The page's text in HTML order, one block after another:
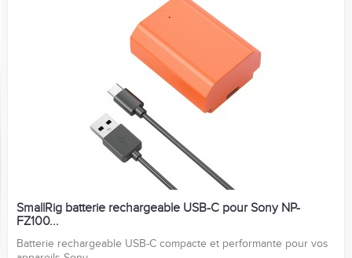
SmallRig batterie rechargeable USB-C pour Sony NP-
FZ100...
Batterie rechargeable USB-C compacte et performante pour vos